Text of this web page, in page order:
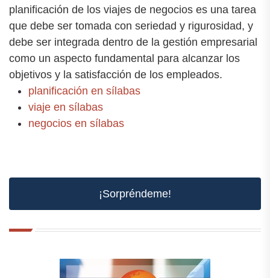
planificación de los viajes de negocios es una tarea
que debe ser tomada con seriedad y rigurosidad, y
debe ser integrada dentro de la gestión empresarial
como un aspecto fundamental para alcanzar los
objetivos y la satisfacción de los empleados.
planificación en sílabas
viaje en sílabas
negocios en sílabas
¡Sorpréndeme!